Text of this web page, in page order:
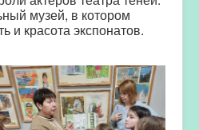
музей, в котором
и красота экспонатов.